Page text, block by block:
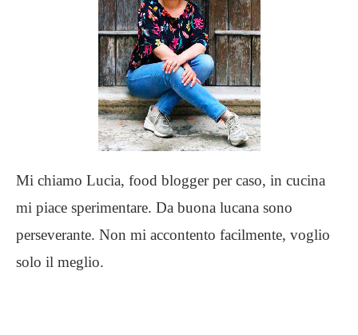
Mi chiamo Lucia, food blogger per caso, in cucina
mi piace sperimentare. Da buona lucana sono
perseverante. Non mi accontento facilmente, voglio
solo il meglio.